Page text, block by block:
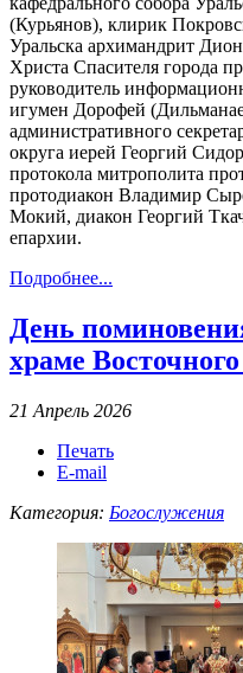
(Курьянов), клирик
Уральска архимандрит
Христа Спасителя города
руководитель
игумен Дорофей
административного
округа иерей Георгий
протокола митрополита
протодиакон Владимир
Мокий, диакон Георгий
епархии.
Подробнее...
День
храме
21 Апрель 2026
Печать
E-mail
Категория: Богослужения